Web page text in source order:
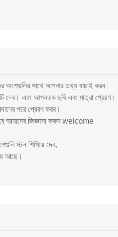
অংশগুলির সাথে আপনার তথ্য যাচাই করব।
দেব। এবং আপনাকে ছবি এবং মাত্রা প্রেরণ।
পরে প্রেরণ করব।
আমাদের জিজ্ঞাসা করুন welcome
স্টল শিখিয়ে দেব,
আছে।